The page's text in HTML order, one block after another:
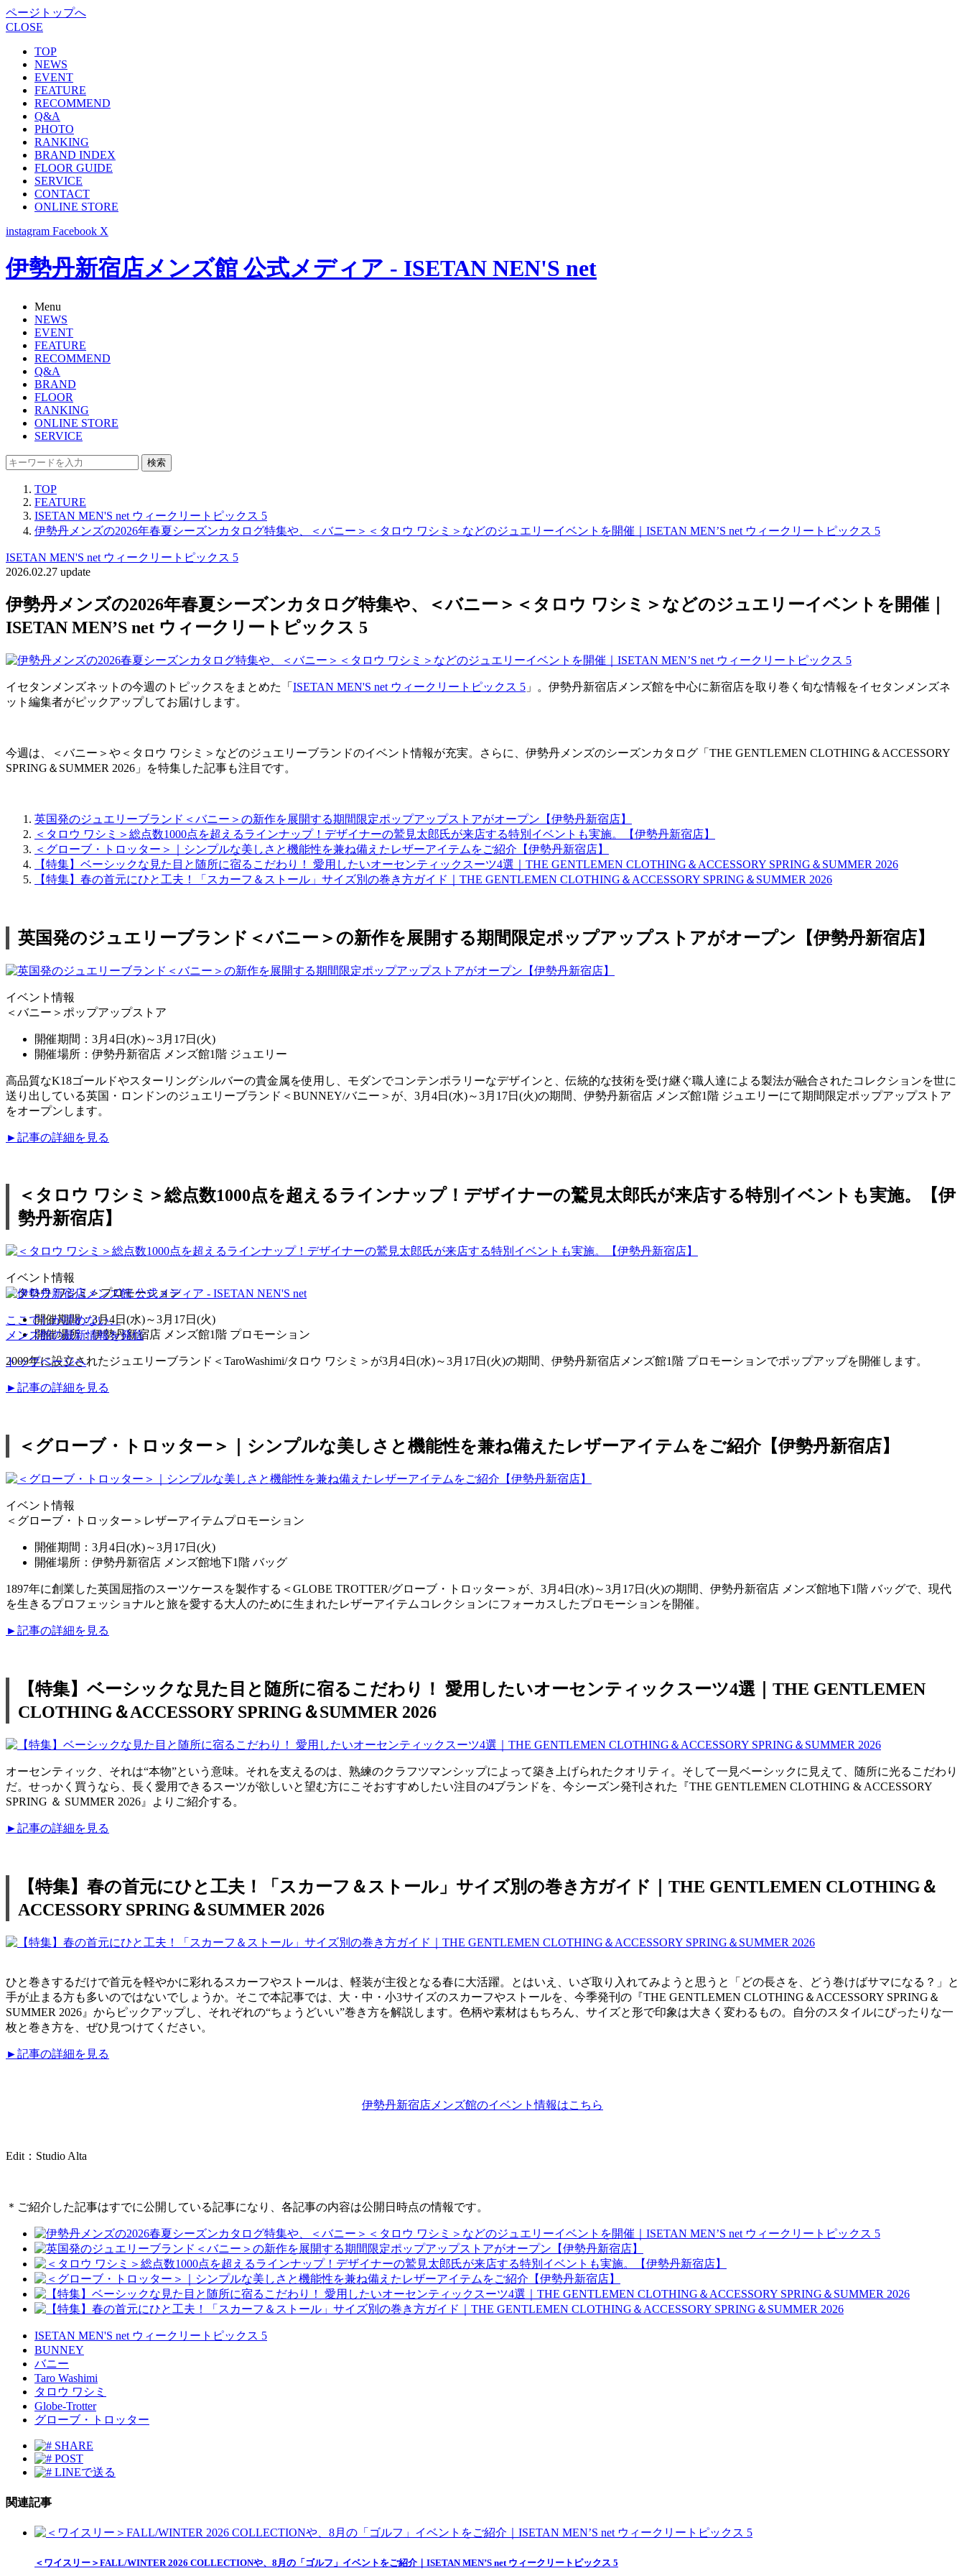
ページトップへ
CLOSE
TOP
NEWS
EVENT
FEATURE
RECOMMEND
Q&A
PHOTO
RANKING
BRAND INDEX
FLOOR GUIDE
SERVICE
CONTACT
ONLINE STORE
instagram Facebook X
伊勢丹新宿店メンズ館 公式メディア - ISETAN NEN'S net
Menu
NEWS
EVENT
FEATURE
RECOMMEND
Q&A
BRAND
FLOOR
RANKING
ONLINE STORE
SERVICE
検索
TOP
FEATURE
ISETAN MEN'S net ウィークリートピックス 5
伊勢丹メンズの2026年春夏シーズンカタログ特集や、＜バニー＞＜タロウ ワシミ＞などのジュエリーイベントを開催｜ISETAN MEN’S net ウィークリートピックス 5
ISETAN MEN'S net ウィークリートピックス 5
2026.02.27 update
伊勢丹メンズの2026年春夏シーズンカタログ特集や、＜バニー＞＜タロウ ワシミ＞などのジュエリーイベントを開催｜
ISETAN MEN’S net ウィークリートピックス 5
イセタンメンズネットの今週のトピックスをまとめた「 ISETAN MEN'S net ウィークリートピックス 5 」。伊勢丹新宿店メンズ館を中心に新宿店を取り巻く旬な情報をイセタンメンズネ
ット編集者がピックアップしてお届けします。
今週は、＜バニー＞や＜タロウ ワシミ＞などのジュエリーブランドのイベント情報が充実。さらに、伊勢丹メンズのシーズンカタログ「THE GENTLEMEN CLOTHING＆ACCESSORY
SPRING＆SUMMER 2026」を特集した記事も注目です。
英国発のジュエリーブランド＜バニー＞の新作を展開する期間限定ポップアップストアがオープン【伊勢丹新宿店】
＜タロウ ワシミ＞総点数1000点を超えるラインナップ！デザイナーの鷲見太郎氏が来店する特別イベントも実施。【伊勢丹新宿店】
＜グローブ・トロッター＞｜シンプルな美しさと機能性を兼ね備えたレザーアイテムをご紹介【伊勢丹新宿店】
【特集】ベーシックな見た目と随所に宿るこだわり！ 愛用したいオーセンティックスーツ4選｜THE GENTLEMEN CLOTHING＆ACCESSORY SPRING＆SUMMER 2026
【特集】春の首元にひと工夫！「スカーフ＆ストール」サイズ別の巻き方ガイド｜THE GENTLEMEN CLOTHING＆ACCESSORY SPRING＆SUMMER 2026
英国発のジュエリーブランド＜バニー＞の新作を展開する期間限定ポップアップストアがオープン【伊勢丹新宿店】
イベント情報
＜バニー＞ポップアップストア
開催期間：3月4日(水)～3月17日(火)
開催場所：伊勢丹新宿店 メンズ館1階 ジュエリー
高品質なK18ゴールドやスターリングシルバーの貴金属を使用し、モダンでコンテンポラリーなデザインと、伝統的な技術を受け継ぐ職人達による製法が融合されたコレクションを世に
送り出している英国・ロンドンのジュエリーブランド＜BUNNEY/バニー＞が、3月4日(水)～3月17日(火)の期間、伊勢丹新宿店 メンズ館1階 ジュエリーにて期間限定ポップアップストア
をオープンします。
►記事の詳細を見る
＜タロウ ワシミ＞総点数1000点を超えるラインナップ！デザイナーの鷲見太郎氏が来店する特別イベントも実施。【伊
勢丹新宿店】
イベント情報
＜タロウ ワシミ＞プロモーション
開催期間：3月4日(水)～3月17日(火)
開催場所：伊勢丹新宿店 メンズ館1階 プロモーション
2009年に設立されたジュエリーブランド＜TaroWashimi/タロウ ワシミ＞が3月4日(水)～3月17日(火)の期間、伊勢丹新宿店メンズ館1階 プロモーションでポップアップを開催します。
►記事の詳細を見る
＜グローブ・トロッター＞｜シンプルな美しさと機能性を兼ね備えたレザーアイテムをご紹介【伊勢丹新宿店】
イベント情報
＜グローブ・トロッター＞レザーアイテムプロモーション
開催期間：3月4日(水)～3月17日(火)
開催場所：伊勢丹新宿店 メンズ館地下1階 バッグ
1897年に創業した英国屈指のスーツケースを製作する＜GLOBE TROTTER/グローブ・トロッター＞が、3月4日(水)～3月17日(火)の期間、伊勢丹新宿店 メンズ館地下1階 バッグで、現代
を生きるプロフェッショナルと旅を愛する大人のために生まれたレザーアイテムコレクションにフォーカスしたプロモーションを開催。
►記事の詳細を見る
【特集】ベーシックな見た目と随所に宿るこだわり！ 愛用したいオーセンティックスーツ4選｜THE GENTLEMEN
CLOTHING＆ACCESSORY SPRING＆SUMMER 2026
オーセンティック、それは“本物”という意味。それを支えるのは、熟練のクラフツマンシップによって築き上げられたクオリティ。そして一見ベーシックに見えて、随所に光るこだわり
だ。せっかく買うなら、長く愛用できるスーツが欲しいと望む方にこそおすすめしたい注目の4ブランドを、今シーズン発刊された『THE GENTLEMEN CLOTHING & ACCESSORY
SPRING ＆ SUMMER 2026』よりご紹介する。
►記事の詳細を見る
【特集】春の首元にひと工夫！「スカーフ＆ストール」サイズ別の巻き方ガイド｜THE GENTLEMEN CLOTHING＆
ACCESSORY SPRING＆SUMMER 2026
ひと巻きするだけで首元を軽やかに彩れるスカーフやストールは、軽装が主役となる春に大活躍。とはいえ、いざ取り入れてみようと思うと「どの長さを、どう巻けばサマになる？」と
手が止まる方も多いのではないでしょうか。そこで本記事では、大・中・小3サイズのスカーフやストールを、今季発刊の『THE GENTLEMEN CLOTHING＆ACCESSORY SPRING＆
SUMMER 2026』からピックアップし、それぞれの“ちょうどいい”巻き方を解説します。色柄や素材はもちろん、サイズと形で印象は大きく変わるもの。自分のスタイルにぴったりな一
枚と巻き方を、ぜひ見つけてください。
►記事の詳細を見る
伊勢丹新宿店メンズ館のイベント情報はこちら
Edit：Studio Alta
＊ご紹介した記事はすでに公開している記事になり、各記事の内容は公開日時点の情報です。
ISETAN MEN'S net ウィークリートピックス 5
BUNNEY
バニー
Taro Washimi
タロウ ワシミ
Globe-Trotter
グローブ・トロッター
SHARE
POST
LINEで送る
関連記事
＜ワイスリー＞FALL/WINTER 2026 COLLECTIONや、8月の「ゴルフ」イベントをご紹介｜ISETAN MEN’S net ウィークリートピックス 5
ここでしか読めない、
メンズ館の最新情報を発信
トップページへ